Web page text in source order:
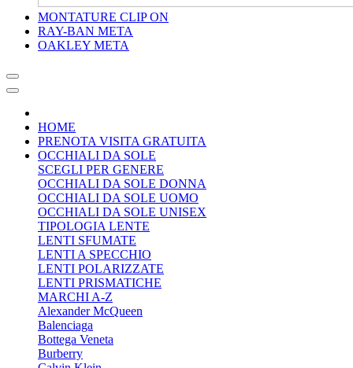
MONTATURE CLIP ON
RAY-BAN META
OAKLEY META
HOME
PRENOTA VISITA GRATUITA
OCCHIALI DA SOLE
SCEGLI PER GENERE
OCCHIALI DA SOLE DONNA
OCCHIALI DA SOLE UOMO
OCCHIALI DA SOLE UNISEX
TIPOLOGIA LENTE
LENTI SFUMATE
LENTI A SPECCHIO
LENTI POLARIZZATE
LENTI PRISMATICHE
MARCHI A-Z
Alexander McQueen
Balenciaga
Bottega Veneta
Burberry